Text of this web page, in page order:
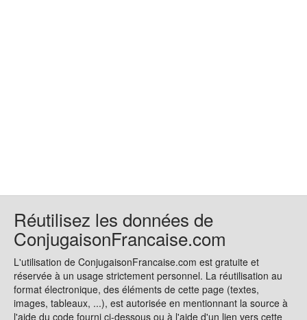
Réutilisez les données de
ConjugaisonFrancaise.com
L'utilisation de ConjugaisonFrancaise.com est gratuite et
réservée à un usage strictement personnel. La réutilisation au
format électronique, des éléments de cette page (textes,
images, tableaux, ...), est autorisée en mentionnant la source à
l'aide du code fourni ci-dessous ou à l'aide d'un lien vers cette